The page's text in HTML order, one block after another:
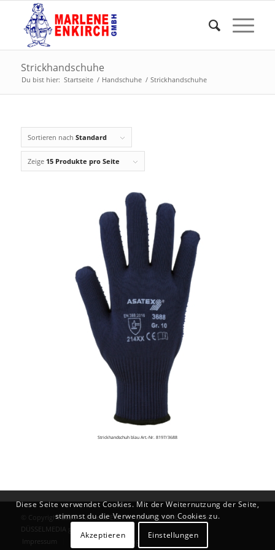
Strickhandschuhe
Du bist hier: Startseite / Handschuhe / Strickhandschuhe
Sortieren nach Standard
Zeige 15 Produkte pro Seite
Strickhandschuh blau Art.-Nr. 8197/3688
© Copyright 2026 - Marlene Enkirch GmbH | Mit Liebe ♥ von
DÜSSELMEDIA
Impressum
Datenschutzerklärung
Diese Seite verwendet Cookies. Mit der Weiternutzung der Seite,
stimmst du die Verwendung von Cookies zu.
Akzeptieren
Einstellungen